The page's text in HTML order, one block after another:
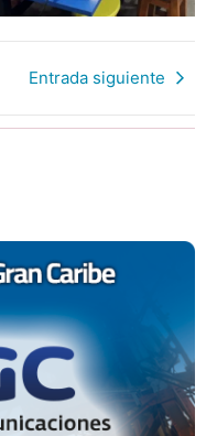
Entrada siguiente